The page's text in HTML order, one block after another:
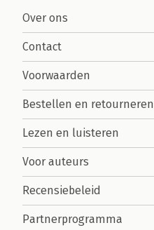
Over ons
Contact
Voorwaarden
Bestellen en retourneren
Lezen en luisteren
Voor auteurs
Recensiebeleid
Partnerprogramma